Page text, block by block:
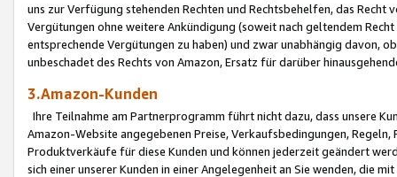
uns zur Verfügung stehenden Rechten und Rechtsbehelfen, das
Vergütungen ohne weitere Ankündigung (soweit nach geltendem
entsprechende Vergütungen zu haben) und zwar unabhängig davon,
unbeschadet des Rechts von Amazon, Ersatz für darüber
3.Amazon-Kunden
Ihre Teilnahme am Partnerprogramm führt nicht dazu, dass unsere
Amazon-Website angegebenen Preise, Verkaufsbedingungen,
Produktverkäufe für diese Kunden und können jederzeit geändert
sich einer unserer Kunden in einer Angelegenheit an Sie wenden, die